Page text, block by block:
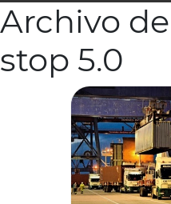
Archivo
stop 5.0